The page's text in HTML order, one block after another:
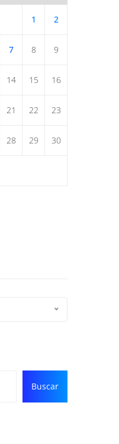
1 2
7 8 9
14 15 16
21 22 23
28 29 30
Buscar